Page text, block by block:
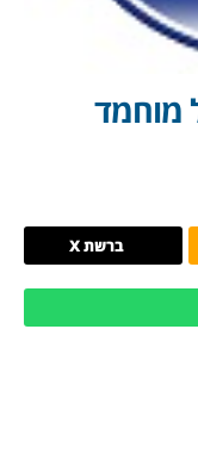
מוחמד
ברשת X